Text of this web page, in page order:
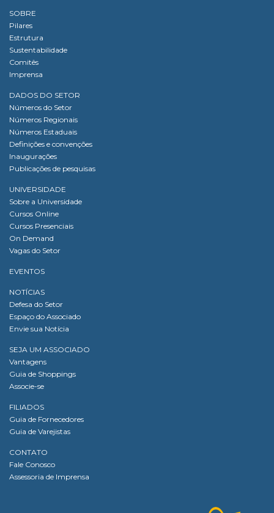
SOBRE
Pilares
Estrutura
Sustentabilidade
Comitês
Imprensa
DADOS DO SETOR
Números do Setor
Números Regionais
Números Estaduais
Definições e convenções
Inaugurações
Publicações de pesquisas
UNIVERSIDADE
Sobre a Universidade
Cursos Online
Cursos Presenciais
On Demand
Vagas do Setor
EVENTOS
NOTÍCIAS
Defesa do Setor
Espaço do Associado
Envie sua Notícia
SEJA UM ASSOCIADO
Vantagens
Guia de Shoppings
Associe-se
FILIADOS
Guia de Fornecedores
Guia de Varejistas
CONTATO
Fale Conosco
Assessoria de Imprensa